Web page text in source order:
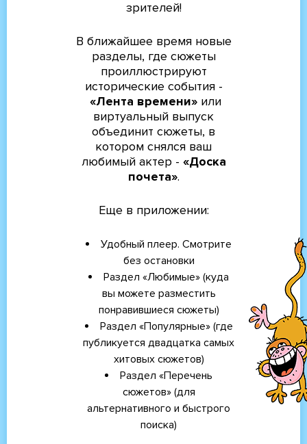
зрителей!
В ближайшее время новые
разделы, где сюжеты
проиллюстрируют
исторические события -
«Лента времени»или
виртуальный выпуск
объединит сюжеты, в
котором снялся ваш
любимый актер - «Доска
почета».
Еще в приложении:
Удобный плеер. Смотрите
без остановки
Раздел «Любимые» (куда
вы можете разместить
понравившиеся сюжеты)
Раздел «Популярные» (где
публикуется двадцатка самых
хитовых сюжетов)
Раздел «Перечень
сюжетов» (для
альтернативного и быстрого
поиска)